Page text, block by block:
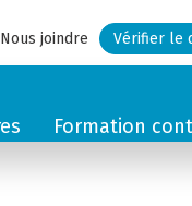
Nous joindre Vérifier le
Formation